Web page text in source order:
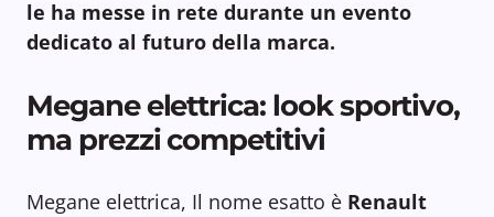
le ha messe in rete durante un evento
dedicato al futuro della marca.
Megane elettrica: look sportivo,
ma prezzi competitivi
Megane elettrica, Il nome esatto è Renault